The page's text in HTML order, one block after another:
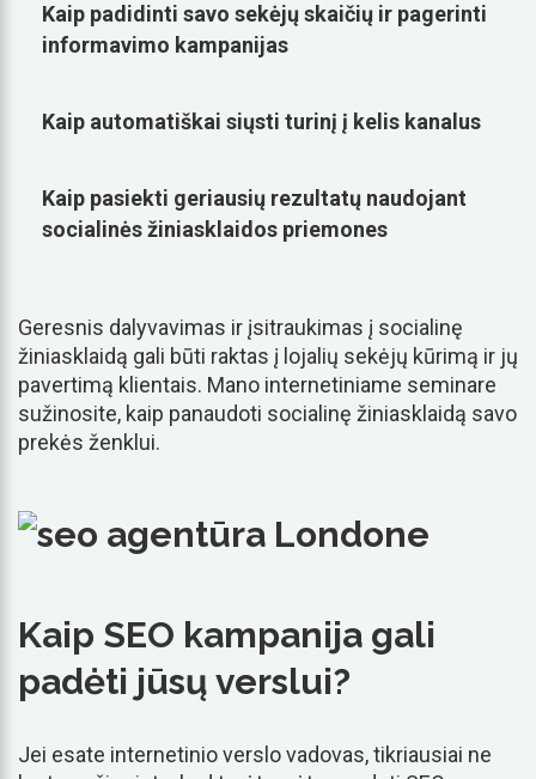
Kaip padidinti savo sekėjų skaičių ir pagerinti
informavimo kampanijas
Kaip automatiškai siųsti turinį į kelis kanalus
Kaip pasiekti geriausių rezultatų naudojant
socialinės žiniasklaidos priemones
Geresnis dalyvavimas ir įsitraukimas į socialinę
žiniasklaidą gali būti raktas į lojalių sekėjų kūrimą ir jų
pavertimą klientais. Mano internetiniame seminare
sužinosite, kaip panaudoti socialinę žiniasklaidą savo
prekės ženklui.
Kaip SEO kampanija gali
padėti jūsų verslui?
Jei esate internetinio verslo vadovas, tikriausiai ne